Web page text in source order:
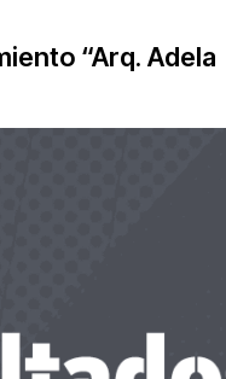
“Arq. Adela